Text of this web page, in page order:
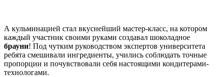
А кульминацией стал вкуснейший мастер-класс, на котором
каждый участник своими руками создавал шоколадное
брауни! Под чутким руководством экспертов университета
ребята смешивали ингредиенты, учились соблюдать точные
пропорции и почувствовали себя настоящими кондитерами-
технологами.